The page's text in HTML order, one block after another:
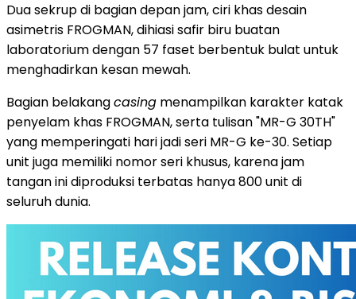
Dua sekrup di bagian depan jam, ciri khas desain
asimetris FROGMAN, dihiasi safir biru buatan
laboratorium dengan 57 faset berbentuk bulat untuk
menghadirkan kesan mewah.
Bagian belakangcasing menampilkan karakter katak
penyelam khas FROGMAN, serta tulisan "MR-G 30TH"
yang memperingati hari jadi seri MR-G ke-30. Setiap
unit juga memiliki nomor seri khusus, karena jam
tangan ini diproduksi terbatas hanya 800 unit di
seluruh dunia.